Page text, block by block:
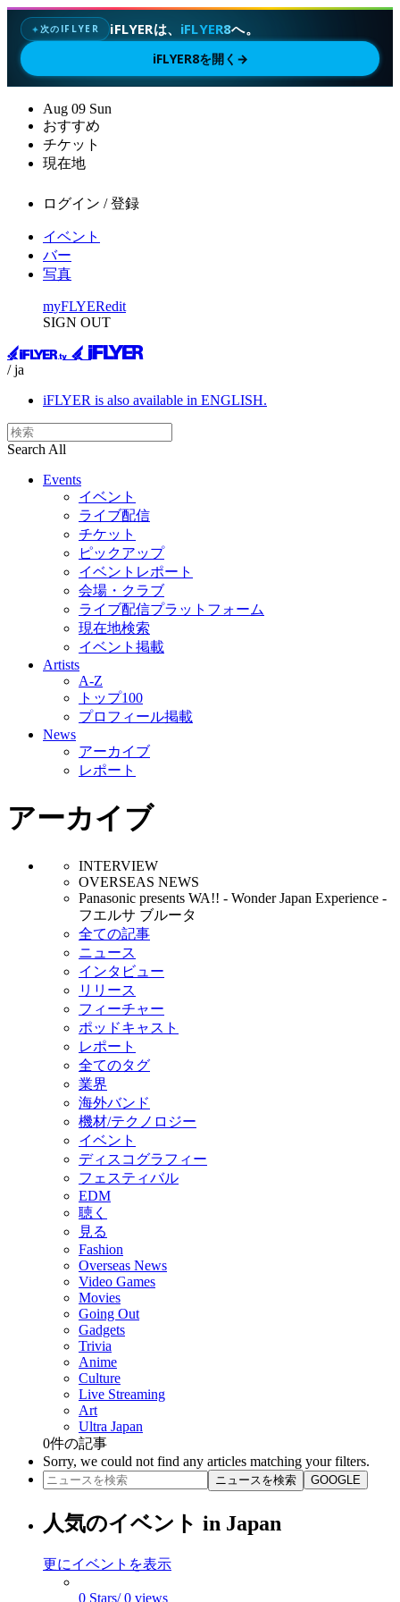
✦次のIFLYER iFLYERは、 iFLYER8へ。
iFLYER8を開く →
Aug 09 Sun
おすすめ
チケット
現在地
ログイン / 登録
イベント
バー
写真
myFLYERedit
SIGN OUT
/ ja
iFLYER is also available in ENGLISH.
Search All
Events
イベント
ライブ配信
チケット
ピックアップ
イベントレポート
会場・クラブ
ライブ配信プラットフォーム
現在地検索
イベント掲載
Artists
A-Z
トップ100
プロフィール掲載
News
アーカイブ
レポート
アーカイブ
INTERVIEW
OVERSEAS NEWS
Panasonic presents WA!! - Wonder Japan Experience -
フエルサ ブルータ
全ての記事
ニュース
インタビュー
リリース
フィーチャー
ポッドキャスト
レポート
全てのタグ
業界
海外バンド
機材/テクノロジー
イベント
ディスコグラフィー
フェスティバル
EDM
聴く
見る
Fashion
Overseas News
Video Games
Movies
Going Out
Gadgets
Trivia
Anime
Culture
Live Streaming
Art
Ultra Japan
0件の記事
Sorry, we could not find any articles matching your filters.
ニュースを検索 GOOGLE
人気のイベント in Japan
更にイベントを表示
0 Stars/ 0 views